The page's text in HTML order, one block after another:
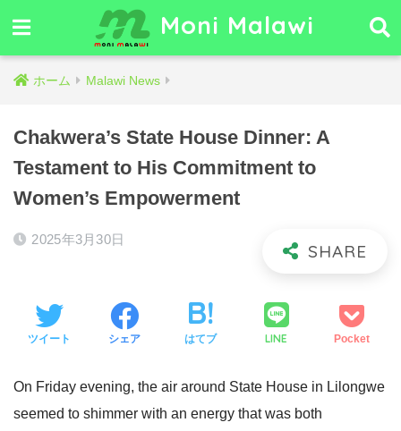
Moni Malawi
ホーム Malawi News
Chakwera’s State House Dinner: A
Testament to His Commitment to
Women’s Empowerment
2025年3月30日
ツイート シェア はてブ LINE Pocket
On Friday evening, the air around State House in Lilongwe
seemed to shimmer with an energy that was both